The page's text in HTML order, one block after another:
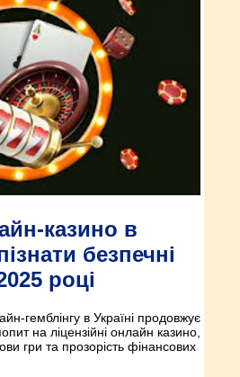
казино в
безпечні
році
гемблінгу в Україні продовжує
на ліцензійні онлайн казино,
гри та прозорість фінансових